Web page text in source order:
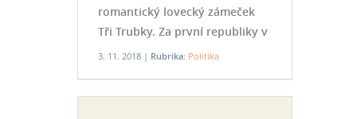
romantický lovecký zámeček
Tři Trubky. Za první republiky v
jeho komnatách pobýval T. G.
3. 11. 2018 | Rubrika: Politika